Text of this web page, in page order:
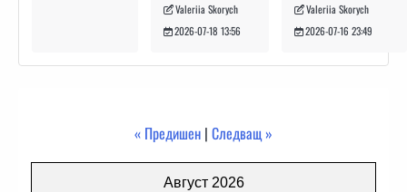
Valeriia Skorych
2026-07-18 13:56
Valeriia Skorych
2026-07-16 23:49
« Предишен | Следващ »
Август 2026